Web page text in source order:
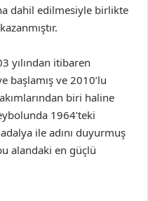
dahil edilmesiyle birlikte
yılından itibaren
başlamış ve 2010’lu
biri haline
1964’teki
ile adını duyurmuş
alandaki en güçlü